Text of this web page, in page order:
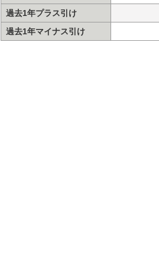
過去1年プラス引け
過去1年マイナス引け